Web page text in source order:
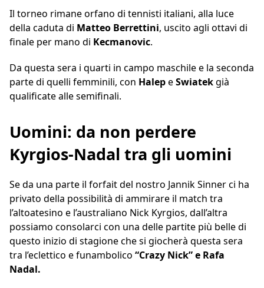
Il torneo rimane orfano di tennisti italiani, alla luce
della caduta di Matteo Berrettini, uscito agli ottavi di
finale per mano di Kecmanovic.
Da questa sera i quarti in campo maschile e la seconda
parte di quelli femminili, con HalepeSwiatekgià
qualificate alle semifinali.
Uomini: da non perdere
Kyrgios-Nadal tra gli uomini
Se da una parte il forfait del nostro Jannik Sinner ci ha
privato della possibilità di ammirare il match tra
l’altoatesino e l’australiano Nick Kyrgios, dall’altra
possiamo consolarci con una delle partite più belle di
questo inizio di stagione che si giocherà questa sera
tra l’eclettico e funambolico “Crazy Nick” e Rafa
Nadal.